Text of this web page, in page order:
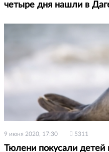
четыре дня нашли в
9 июня 2020, 17:30 5311
Тюлени покусали детей